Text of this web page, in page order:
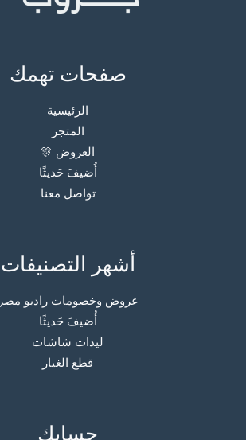
صفحات تهمك
الرئيسية
المتجر
العروض 🎊
أُضيفَ حَديثًا
تواصل معنا
أشهر التصنيفات
عروض وخصومات راديو مصر
أُضيفَ حَديثًا
ليدات شاشات
قطع الغيار
حسابك